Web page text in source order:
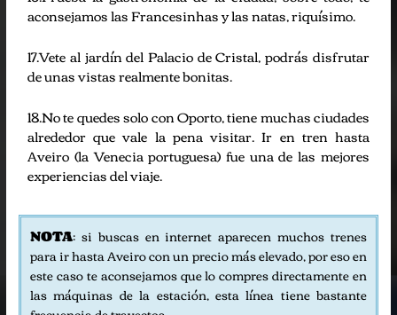
aconsejamos las Francesinhas y las natas, riquísimo.
17.Vete al jardín del Palacio de Cristal, podrás disfrutar
de unas vistas realmente bonitas.
18.No te quedes solo con Oporto, tiene muchas ciudades
alrededor que vale la pena visitar. Ir en tren hasta
Aveiro (la Venecia portuguesa) fue una de las mejores
experiencias del viaje.
NOTA: si buscas en internet aparecen muchos trenes
para ir hasta Aveiro con un precio más elevado, por eso en
este caso te aconsejamos que lo compres directamente en
las máquinas de la estación, esta línea tiene bastante